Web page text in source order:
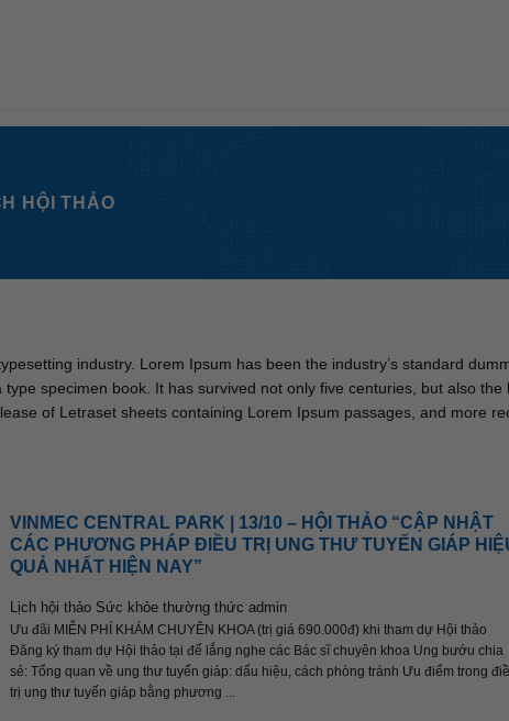
HỘI THẢO
industry. Lorem Ipsum has been the industry’s standard
specimen book. It has survived not only five centuries, but also
of Letraset sheets containing Lorem Ipsum passages, and more
VINMEC CENTRAL PARK | 13/10 – HỘI THẢO “CẬP NHẬT
CÁC PHƯƠNG PHÁP ĐIỀU TRỊ UNG THƯ TUYẾN GIÁP
QUẢ NHẤT HIỆN NAY”
Lịch hội thảo Sức khỏe thường thức admin
Ưu đãi MIỄN PHÍ KHÁM CHUYÊN KHOA (trị giá 690.000đ) khi tham dự Hội thảo
Đăng ký tham dự Hội thảo tại để lắng nghe các Bác sĩ chuyên khoa Ung bướu chia
sẻ: Tổng quan về ung thư tuyến giáp: dấu hiệu, cách phòng tránh Ưu điểm trong
trị ung thư tuyến giáp bằng phương ...